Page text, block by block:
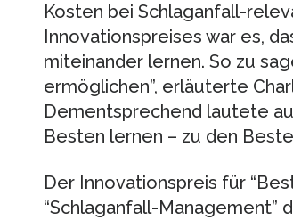
Kosten bei Schlaganfall-
Innovationspreises war es,
miteinander lernen. So zu
ermöglichen”, erläuterte
Dementsprechend lautete
Besten lernen – zu den
Der Innovationspreis für
“Schlaganfall-Management”